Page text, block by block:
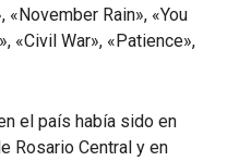
Rain», «You
«Civil War», «Patience»,
el país había sido en
Rosario Central y en